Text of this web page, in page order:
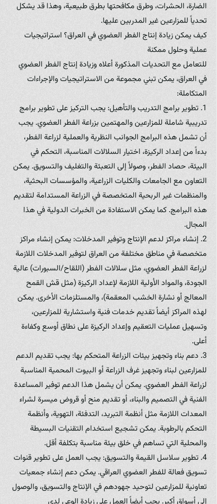
الضارة، الحشرات، وطرق مكافحتها بطرق طبيعية، وهذا قد يشكل
تحدياً للمزارعين غير المدربين عليها.
كيف يمكن زيادة إنتاج الفطر العضوي في العراق؟ استراتيجيات
عملية وحلول ممكنة
للتعامل مع التحديات المذكورة أعلاه وزيادة إنتاج الفطر العضوي
في العراق، يمكن تبني مجموعة من الاستراتيجيات والإجراءات
المتكاملة:
1. تطوير برامج التدريب والتأهيل: يجب التركيز على تطوير برامج
تدريبية شاملة للمزارعين والمهتمين بزراعة الفطر العضوي. يجب
أن تشمل هذه البرامج الجوانب النظرية والعملية لزراعة الفطر،
بدءاً من إعداد الركيزة، اختيار السلالات المناسبة، التحكم في
البيئة، حصاد الفطر، وصولاً إلى التعبئة والتغليف والتسويق. يمكن
التعاون مع الجامعات والكليات الزراعية، والمؤسسات البحثية،
والمنظمات غير الربحية المتخصصة في الزراعة المستدامة لتقديم
هذه البرامج. كما يمكن الاستفادة من الخبرات الدولية في هذا
المجال.
2. إنشاء مراكز لدعم الإنتاج وتوفير المدخلات: يمكن إنشاء مراكز
متخصصة في مناطق مختلفة من العراق لتوفير المدخلات اللازمة
لزراعة الفطر العضوي، مثل سلالات الفطر (اللقاح/السبورات) عالية
الجودة، والمواد الأولية اللازمة لإعداد الركيزة (مثل قش القمح
المعالج أو نشارة الخشب المعقمة)، والمستلزمات الأخرى. يمكن
لهذه المراكز أيضاً تقديم خدمات فنية واستشارية للمزارعين،
وتسهيل عمليات التعقيم وإعداد الركيزة على نطاق أوسع وكفاءة
أعلى.
3. دعم بناء وتجهيز بيئات الزراعة المتحكم بها: يجب تقديم الدعم
للمزارعين لبناء وتجهيز غرف الزراعة أو البيوت المحمية المناسبة
لزراعة الفطر العضوي. يمكن أن يشمل هذا الدعم توفير المساعدة
الفنية في التصميم والبناء، أو تقديم منح أو قروض ميسرة لشراء
المعدات اللازمة مثل أنظمة التبريد، التدفئة، التهوية، وأنظمة
التحكم بالرطوبة. يمكن تشجيع استخدام التقنيات البسيطة
والمحلية التي تساهم في خلق بيئة مناسبة بتكلفة أقل.
4. تطوير سلاسل القيمة والتسويق: يجب العمل على تطوير قنوات
تسويق فعالة للفطر العضوي العراقي. يمكن دعم إنشاء جمعيات
تعاونية للمزارعين لتوحيد جهودهم في الإنتاج والتسويق، والوصول